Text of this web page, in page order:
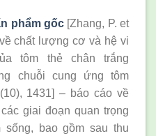
phẩm gốc [Zhang, P. et
chất lượng cơ và hệ vi
tôm thẻ chân trắng
chuỗi cung ứng tôm
1431] – báo cáo về
giai đoạn quan trọng
bao gồm sau thu